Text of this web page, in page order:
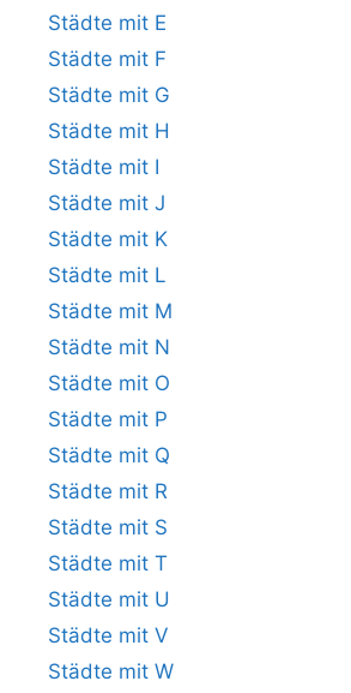
Städte mit E
Städte mit F
Städte mit G
Städte mit H
Städte mit I
Städte mit J
Städte mit K
Städte mit L
Städte mit M
Städte mit N
Städte mit O
Städte mit P
Städte mit Q
Städte mit R
Städte mit S
Städte mit T
Städte mit U
Städte mit V
Städte mit W